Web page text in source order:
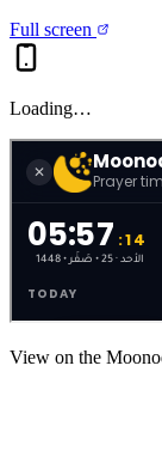
Full screen
Loading…
View on the